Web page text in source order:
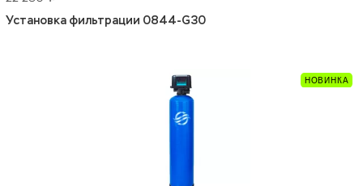
Установка фильтрации 0844-G30